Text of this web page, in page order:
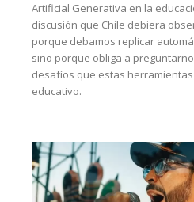
Artificial Generativa en la
discusión que Chile debiera
porque debamos replicar
sino porque obliga a
desafíos que estas
educativo.